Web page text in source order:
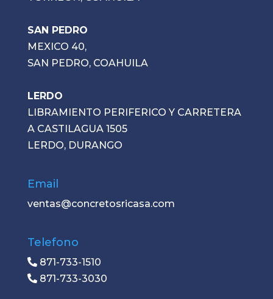
SAN PEDRO
MEXICO 40,
SAN PEDRO, COAHUILA
LERDO
LIBRAMIENTO PERIFERICO Y CARRETERA
A CASTILAGUA 1505
LERDO, DURANGO
Email
ventas@concretosricasa.com
Telefono
871-733-1510
871-733-3030